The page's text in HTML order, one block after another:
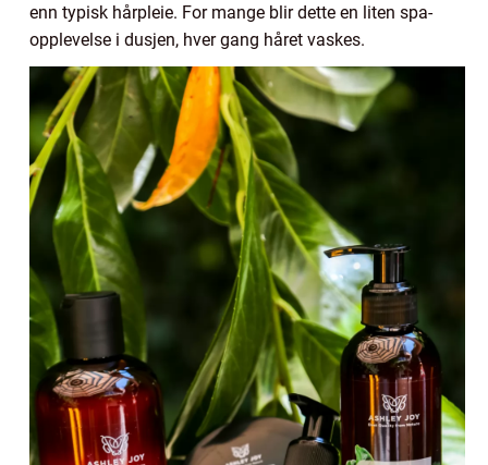
enn typisk hårpleie. For mange blir dette en liten spa-
opplevelse i dusjen, hver gang håret vaskes.